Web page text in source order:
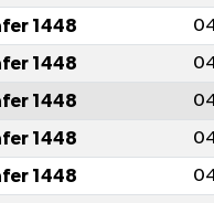
1448
1448
1448
1448
1448